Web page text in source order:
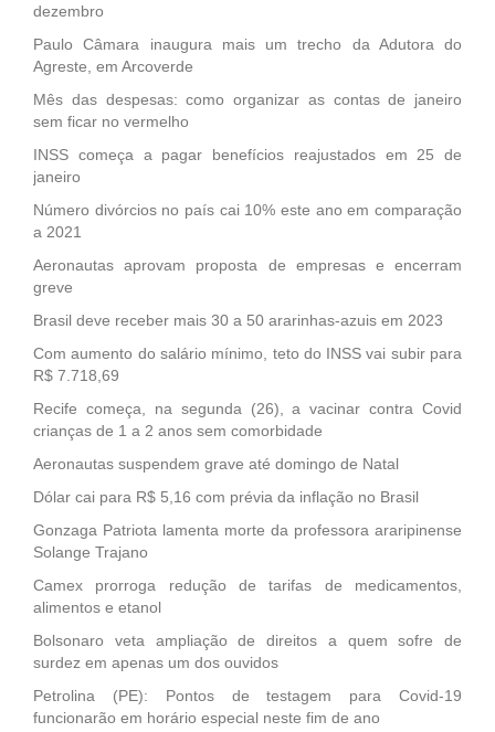
dezembro
Paulo Câmara inaugura mais um trecho da Adutora do
Agreste, em Arcoverde
Mês das despesas: como organizar as contas de janeiro
sem ficar no vermelho
INSS começa a pagar benefícios reajustados em 25 de
janeiro
Número divórcios no país cai 10% este ano em comparação
a 2021
Aeronautas aprovam proposta de empresas e encerram
greve
Brasil deve receber mais 30 a 50 ararinhas-azuis em 2023
Com aumento do salário mínimo, teto do INSS vai subir para
R$ 7.718,69
Recife começa, na segunda (26), a vacinar contra Covid
crianças de 1 a 2 anos sem comorbidade
Aeronautas suspendem grave até domingo de Natal
Dólar cai para R$ 5,16 com prévia da inflação no Brasil
Gonzaga Patriota lamenta morte da professora araripinense
Solange Trajano
Camex prorroga redução de tarifas de medicamentos,
alimentos e etanol
Bolsonaro veta ampliação de direitos a quem sofre de
surdez em apenas um dos ouvidos
Petrolina (PE): Pontos de testagem para Covid-19
funcionarão em horário especial neste fim de ano